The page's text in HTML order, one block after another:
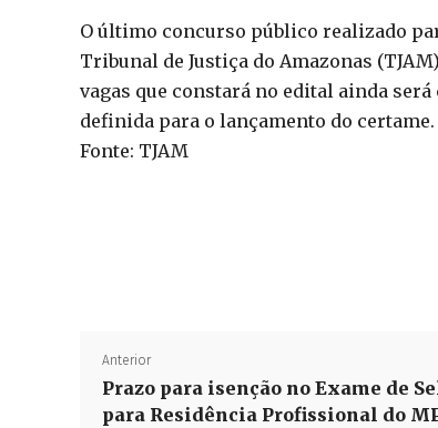
O último concurso público realizado
Tribunal de Justiça do Amazonas
vagas que constará no edital ainda
definida para o lançamento do certame.
Fonte: TJAM
Anterior
Prazo para isenção no Exame de
para Residência Profissional do